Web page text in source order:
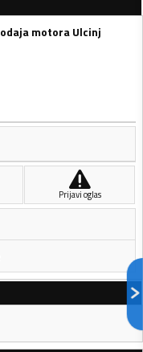
motora Ulcinj
Prijavi oglas